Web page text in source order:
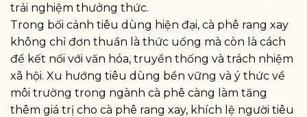
trải nghiệm thưởng thức.
Trong bối cảnh tiêu dùng hiện đại, cà phê rang xay
không chỉ đơn thuần là thức uống mà còn là cách
để kết nối với văn hóa, truyền thống và trách nhiệm
xã hội. Xu hướng tiêu dùng bền vững và ý thức về
môi trường trong ngành cà phê càng làm tăng
thêm giá trị cho cà phê rang xay, khích lệ người tiêu